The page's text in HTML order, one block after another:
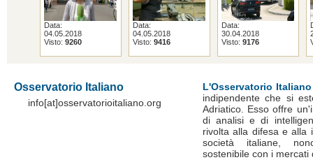
Data:
04.05.2018
Visto: 9260
Data:
04.05.2018
Visto: 9416
Data:
30.04.2018
Visto: 9176
Osservatorio Italiano
info[at]osservatorioitaliano.org
L'Osservatorio Italiano
indipendente che si
Adriatico. Esso offre
di analisi e di
rivolta alla difesa e alla
società italiane,
sostenibile con i mercati